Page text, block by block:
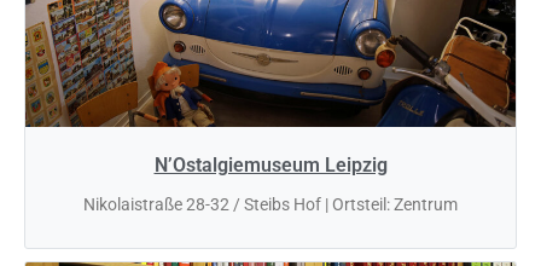
N’Ostalgiemuseum Leipzig
Nikolaistraße 28-32 / Steibs Hof | Ortsteil: Zentrum